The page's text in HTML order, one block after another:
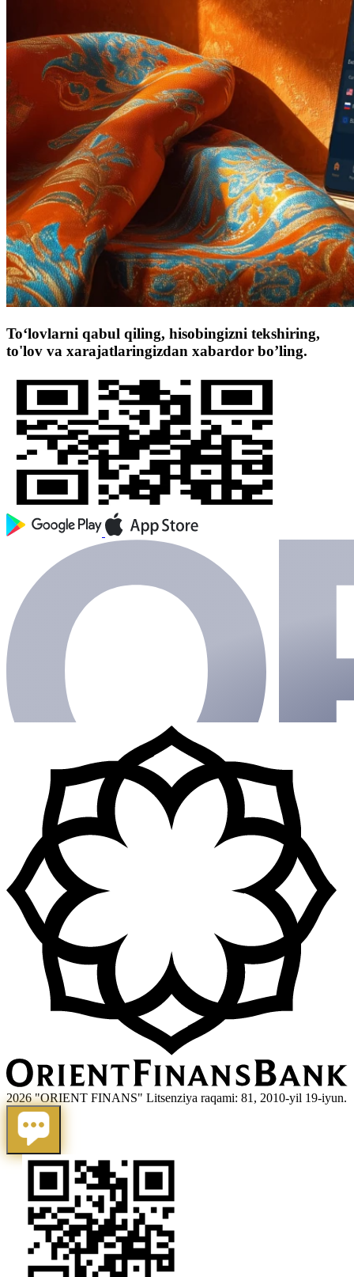
To‘lovlarni qabul qiling, hisobingizni tekshiring,
to'lov va xarajatlaringizdan xabardor bo’ling.
2026 "ORIENT FINANS" Litsenziya raqami: 81, 2010-yil 19-iyun.